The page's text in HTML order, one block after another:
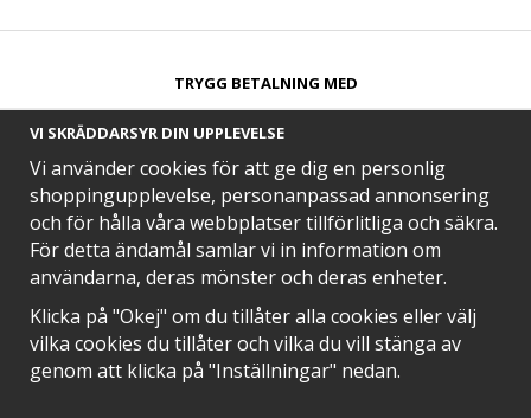
TRYGG BETALNING MED​
SNABB LEVERANS MED
EN DEL AV
VI SKRÄDDARSYR DIN UPPLEVELSE
Vi använder cookies för att ge dig en personlig
shoppingupplevelse, personanpassad annonsering
och för hålla våra webbplatser tillförlitliga och säkra.
För detta ändamål samlar vi in information om
användarna, deras mönster och deras enheter.
Klicka på "Okej" om du tillåter alla cookies eller välj
vilka cookies du tillåter och vilka du vill stänga av
genom att klicka på "Inställningar" nedan.